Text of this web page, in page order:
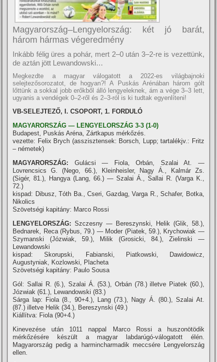
Magyarország–Lengyelország: két jó barát,
három hármas végeredmény
Inkább félig üres a pohár, mert 2–0 után 3–2-re is vezettünk,
de aztán jött Lewandowski…
Megkezdte a magyar válogatott a 2022-es világbajnoki
selejtezősorozatot, de hogyan?! A Puskás Arénában három gólt
lőttünk a sokkal jobb erőkből álló lengyeleknek, ám a vége 3–3 lett,
ugyanis a vendégek 0–2-ről és 2–3-ról is ki tudtak egyenlíteni!
VB-SELEJTEZŐ, I. CSOPORT, 1. FORDULÓ
MAGYARORSZÁG — LENGYELORSZÁG 3-3 (1-0)
Budapest, Puskás Aréna, Zártkapus mérkőzés.
vezette: Felix Brych (asszisztensek: Borsch, Lupp; tartalékjv.: Fritz
– németek)
MAGYARORSZÁG: Gulácsi — Fiola, Orbán, Szalai At. —
Lovrencsics G. (Nego, 66.), Kleinheisler, Nagy Á., Kalmár Zs.
(Sigér, 81.), Hangya (Lang, 66.) — Szalai Á., Sallai R. (Varga K.,
72.)
kispad: Dibusz, Tóth Ba., Cseri, Gazdag, Varga R., Schafer, Botka,
Nikolics
Szövetségi kapitány: Marco Rossi
LENGYELORSZÁG: Szczesny — Bereszynski, Helik (Glik, 58.),
Bednarek, Reca (Rybus, 79.) — Moder (Piatek, 59.), Krychowiak —
Szymanski (Józwiak, 59.), Milik (Grosicki, 84.), Zielinski —
Lewandowski
kispad: Skorupski, Fabianski, Piatkowski, Dawidowicz,
Augustyniak, Kozlowski, Placheta
Szövetségi kapitány: Paulo Sousa
Gól: Sallai R. (6.), Szalai Á. (53.), Orbán (78.) illetve Piatek (60.),
Józwiak (61.), Lewandowski (83.)
Sárga lap: Fiola (8., 90+4.), Lang (73.), Nagy Á. (80.), Szalai At.
(87.) illetve Helik (34.), Bereszynski (49.)
Kiállítva: Fiola (90+4.)
Kinevezése után 1011 nappal Marco Rossi a huszonötödik
mérkőzésére készült a magyar labdarúgó-válogatott élén.
Magyarország pedig a harmincharmadik meccsére Lengyelország
ellen.